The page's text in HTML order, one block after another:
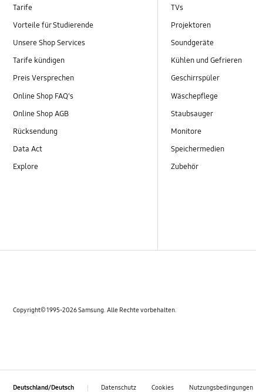
Tarife
Vorteile für Studierende
Unsere Shop Services
Tarife kündigen
Preis Versprechen
Online Shop FAQ's
Online Shop AGB
Rücksendung
Data Act
Explore
TVs
Projektoren
Soundgeräte
Kühlen und Gefrieren
Geschirrspüler
Wäschepflege
Staubsauger
Monitore
Speichermedien
Zubehör
Copyright© 1995-2026 Samsung. Alle Rechte vorbehalten.
Deutschland/Deutsch Datenschutz Cookies Nutzungsbedingungen